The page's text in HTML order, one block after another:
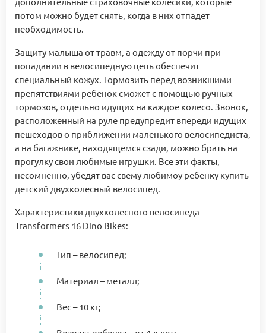
потом можно будет снять, когда в них отпадет
необходимость.
Защиту малыша от травм, а одежду от порчи при
попадании в велосипедную цепь обеспечит
специальный кожух. Тормозить перед возникшими
препятствиями ребенок сможет с помощью ручных
тормозов, отдельно идущих на каждое колесо. Звонок,
расположенный на руле предупредит впереди идущих
пешеходов о приближении маленького велосипедиста,
а на багажнике, находящемся сзади, можно брать на
прогулку свои любимые игрушки. Все эти факты,
несомненно, убедят вас свему любимоу ребенку купить
детский двухколесный велосипед.
Характеристики двухколесного велосипеда
Transformers 16 Dino Bikes:
Тип – велосипед;
Материал – металл;
Вес – 10 кг;